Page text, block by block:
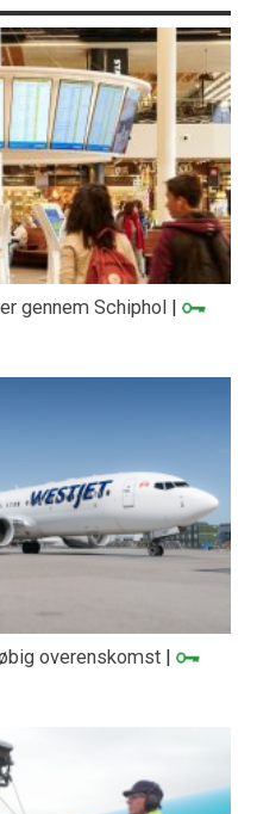
gennem Schiphol |
overenskomst |